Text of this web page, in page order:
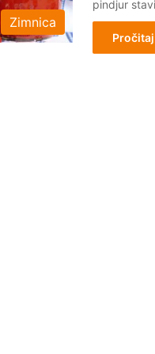
Zimnica
pindjur